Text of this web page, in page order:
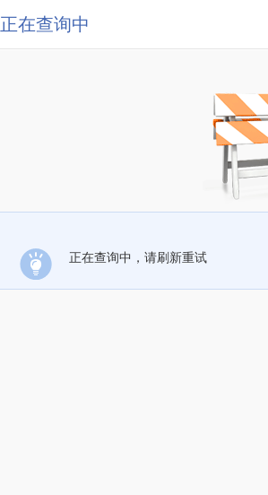
正在查询中
正在查询中，请刷新重试